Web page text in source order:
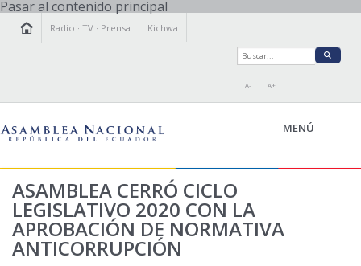
Pasar al contenido principal
Radio ·TV · Prensa Kichwa
A- A+
MENÚ
LA ASAMBLEA
LEGISLAMOS
FISCALIZAMOS
ASAMBLEA CERRÓ CICLO
LEGISLATIVO 2020 CON LA
APROBACIÓN DE NORMATIVA
ANTICORRUPCIÓN